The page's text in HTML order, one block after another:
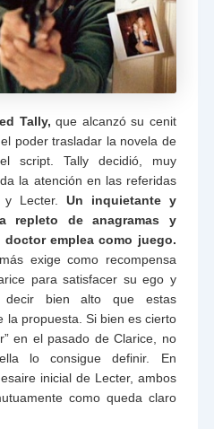
Tally, que alcanzó su cenit
poder trasladar la novela de
script. Tally decidió, muy
la atención en las referidas
y Lecter. Un inquietante y
repleto de anagramas y
emplea como juego.
exige como recompensa
para satisfacer su ego y
decir bien alto que estas
la propuesta. Si bien es cierto
en el pasado de Clarice, no
lo consigue definir. En
inicial de Lecter, ambos
como queda claro